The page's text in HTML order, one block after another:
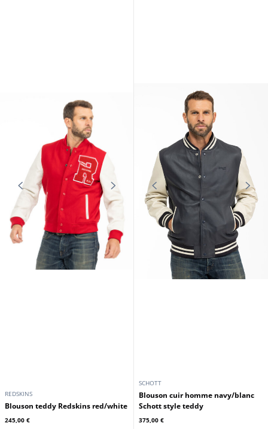
REDSKINS
Blouson teddy Redskins red/white
245,00 €
SCHOTT
Blouson cuir homme navy/blanc
Schott style teddy
375,00 €